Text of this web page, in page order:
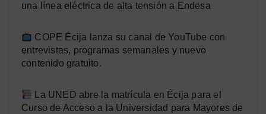
una línea eléctrica de alta tensión a Endesa
COPE Écija lanza su canal de YouTube con
entrevistas, programas semanales y nuevo
contenido gratuito.
La UNED abre la matrícula en Écija para el
Curso de Acceso a la Universidad para Mayores de